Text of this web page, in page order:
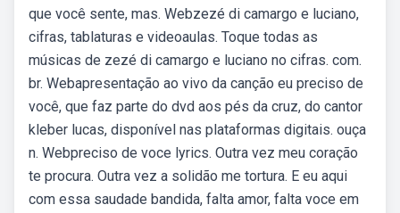
que você sente, mas. Webzezé di camargo e luciano,
cifras, tablaturas e videoaulas. Toque todas as
músicas de zezé di camargo e luciano no cifras. com.
br. Webapresentação ao vivo da canção eu preciso de
você, que faz parte do dvd aos pés da cruz, do cantor
kleber lucas, disponível nas plataformas digitais. ouça
n. Webpreciso de voce lyrics. Outra vez meu coração
te procura. Outra vez a solidão me tortura. E eu aqui
com essa saudade bandida, falta amor, falta voce em